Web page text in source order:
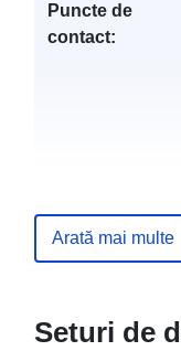
Puncte de
contact:
Arată mai multe
Seturi de